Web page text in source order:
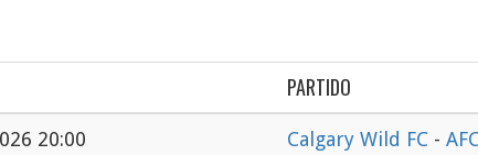
PARTIDO
20:00 Calgary Wild FC -